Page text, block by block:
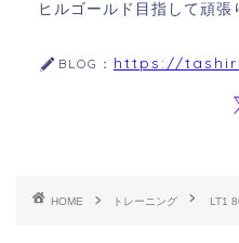
ヒルゴールド目指して頑張
BLOG： https://
HOME トレーニング LT1